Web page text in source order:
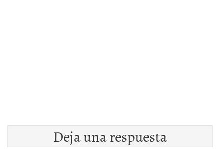
Deja una respuesta